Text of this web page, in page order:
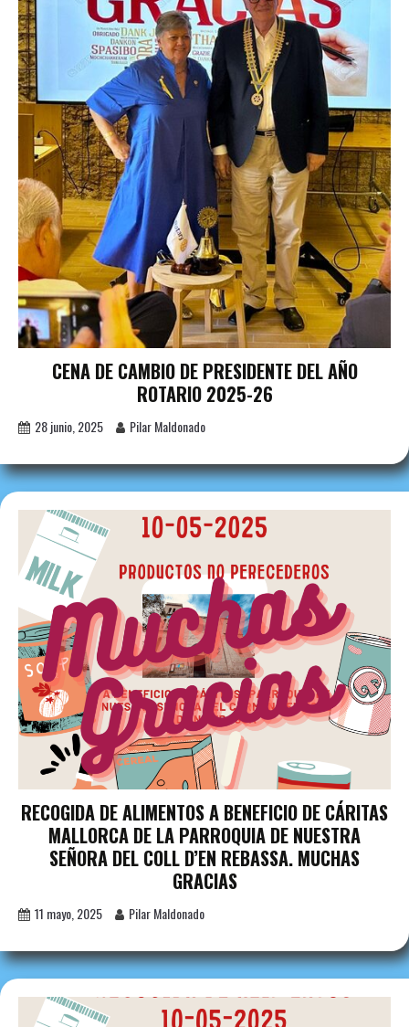
CENA DE CAMBIO DE PRESIDENTE DEL AÑO
ROTARIO 2025-26
28 junio, 2025 Pilar Maldonado
RECOGIDA DE ALIMENTOS A BENEFICIO DE CÁRITAS
MALLORCA DE LA PARROQUIA DE NUESTRA
SEÑORA DEL COLL D’EN REBASSA. MUCHAS
GRACIAS
11 mayo, 2025 Pilar Maldonado